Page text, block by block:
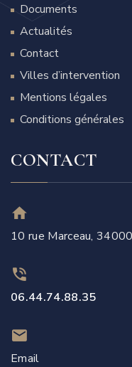
Documents
Actualités
Contact
Villes d’intervention
Mentions légales
Conditions générales
CONTACT
10 rue Marceau,
06.44.74.88.35
Email